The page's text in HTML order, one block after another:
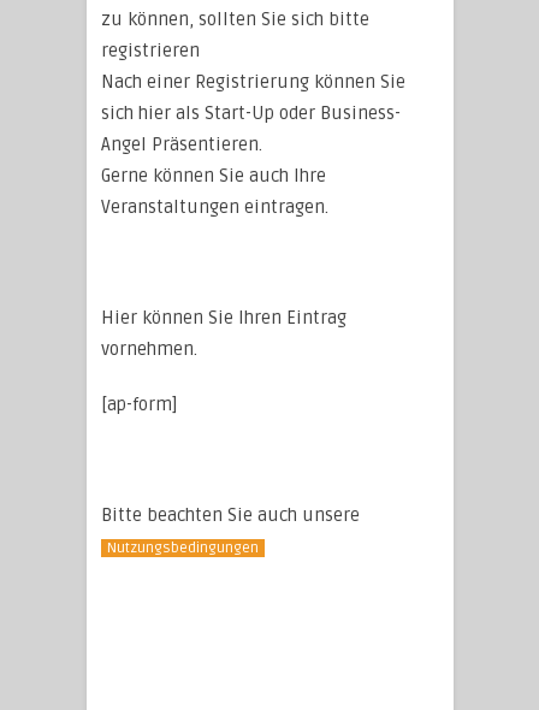
zu können, sollten Sie sich bitte
registrieren
Nach einer Registrierung können Sie
sich hier als Start-Up oder Business-
Angel Präsentieren.
Gerne können Sie auch Ihre
Veranstaltungen eintragen.
Hier können Sie Ihren Eintrag
vornehmen.
[ap-form]
Bitte beachten Sie auch unsere
Nutzungsbedingungen